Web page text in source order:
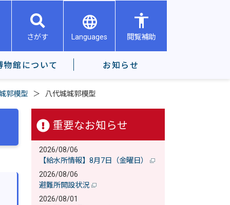
さがす Languages 閲覧補助
物館について お知らせ
郭模型 八代城城郭模型
重要なお知らせ
2026/08/06
【給水所情報】8月7日（金曜日）
2026/08/06
避難所開設状況
2026/08/01